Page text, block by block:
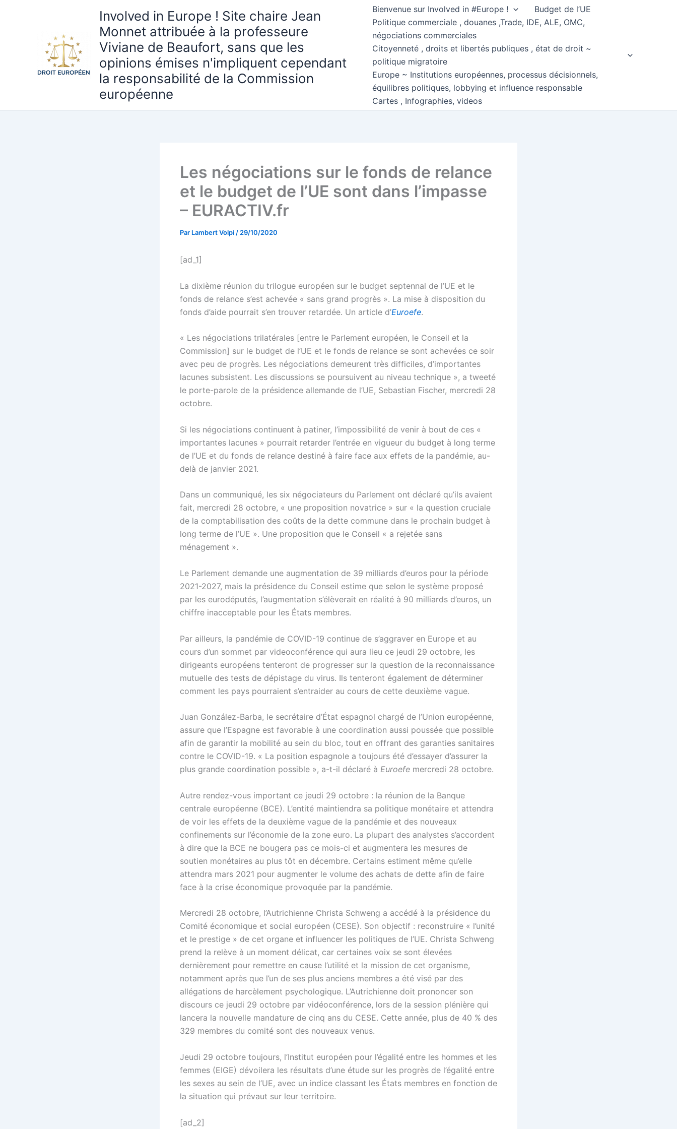
Involved in Europe ! Site chaire Jean
Monnet attribuée à la professeure
Viviane de Beaufort, sans que les
opinions émises n'impliquent cependant
la responsabilité de la Commission
européenne
Bienvenue sur Involved in #Europe !
Budget de l’UE
Politique commerciale , douanes ,Trade, IDE, ALE, OMC,
négociations commerciales
Citoyenneté , droits et libertés publiques , état de droit ~
politique migratoire
Europe ~ Institutions européennes, processus décisionnels,
équilibres politiques, lobbying et influence responsable
Cartes , Infographies, videos
Les négociations sur le fonds de relance
et le budget de l’UE sont dans l’impasse
– EURACTIV.fr
Par Lambert Volpi / 29/10/2020
[ad_1]
La dixième réunion du trilogue européen sur le budget septennal de l’UE et le
fonds de relance s’est achevée « sans grand progrès ». La mise à disposition du
fonds d’aide pourrait s’en trouver retardée. Un article d’Euroefe.
« Les négociations trilatérales [entre le Parlement européen, le Conseil et la
Commission] sur le budget de l’UE et le fonds de relance se sont achevées ce soir
avec peu de progrès. Les négociations demeurent très difficiles, d’importantes
lacunes subsistent. Les discussions se poursuivent au niveau technique », a tweeté
le porte-parole de la présidence allemande de l’UE, Sebastian Fischer, mercredi 28
octobre.
Si les négociations continuent à patiner, l’impossibilité de venir à bout de ces «
importantes lacunes » pourrait retarder l’entrée en vigueur du budget à long terme
de l’UE et du fonds de relance destiné à faire face aux effets de la pandémie, au-
delà de janvier 2021.
Dans un communiqué, les six négociateurs du Parlement ont déclaré qu’ils avaient
fait, mercredi 28 octobre, « une proposition novatrice » sur « la question cruciale
de la comptabilisation des coûts de la dette commune dans le prochain budget à
long terme de l’UE ». Une proposition que le Conseil « a rejetée sans
ménagement ».
Le Parlement demande une augmentation de 39 milliards d’euros pour la période
2021-2027, mais la présidence du Conseil estime que selon le système proposé
par les eurodéputés, l’augmentation s’élèverait en réalité à 90 milliards d’euros, un
chiffre inacceptable pour les États membres.
Par ailleurs, la pandémie de COVID-19 continue de s’aggraver en Europe et au
cours d’un sommet par videoconférence qui aura lieu ce jeudi 29 octobre, les
dirigeants européens tenteront de progresser sur la question de la reconnaissance
mutuelle des tests de dépistage du virus. Ils tenteront également de déterminer
comment les pays pourraient s’entraider au cours de cette deuxième vague.
Juan González-Barba, le secrétaire d’État espagnol chargé de l’Union européenne,
assure que l’Espagne est favorable à une coordination aussi poussée que possible
afin de garantir la mobilité au sein du bloc, tout en offrant des garanties sanitaires
contre le COVID-19. « La position espagnole a toujours été d’essayer d’assurer la
plus grande coordination possible », a-t-il déclaré à Euroefe mercredi 28 octobre.
Autre rendez-vous important ce jeudi 29 octobre : la réunion de la Banque
centrale européenne (BCE). L’entité maintiendra sa politique monétaire et attendra
de voir les effets de la deuxième vague de la pandémie et des nouveaux
confinements sur l’économie de la zone euro. La plupart des analystes s’accordent
à dire que la BCE ne bougera pas ce mois-ci et augmentera les mesures de
soutien monétaires au plus tôt en décembre. Certains estiment même qu’elle
attendra mars 2021 pour augmenter le volume des achats de dette afin de faire
face à la crise économique provoquée par la pandémie.
Mercredi 28 octobre, l’Autrichienne Christa Schweng a accédé à la présidence du
Comité économique et social européen (CESE). Son objectif : reconstruire « l’unité
et le prestige » de cet organe et influencer les politiques de l’UE. Christa Schweng
prend la relève à un moment délicat, car certaines voix se sont élevées
dernièrement pour remettre en cause l’utilité et la mission de cet organisme,
notamment après que l’un de ses plus anciens membres a été visé par des
allégations de harcèlement psychologique. L’Autrichienne doit prononcer son
discours ce jeudi 29 octobre par vidéoconférence, lors de la session plénière qui
lancera la nouvelle mandature de cinq ans du CESE. Cette année, plus de 40 % des
329 membres du comité sont des nouveaux venus.
Jeudi 29 octobre toujours, l’Institut européen pour l’égalité entre les hommes et les
femmes (EIGE) dévoilera les résultats d’une étude sur les progrès de l’égalité entre
les sexes au sein de l’UE, avec un indice classant les États membres en fonction de
la situation qui prévaut sur leur territoire.
[ad_2]